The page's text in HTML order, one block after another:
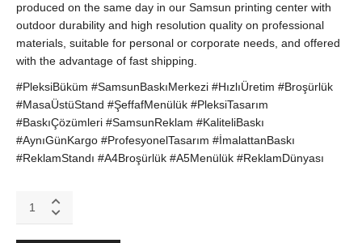
produced on the same day in our Samsun printing center with
outdoor durability and high resolution quality on professional
materials, suitable for personal or corporate needs, and offered
with the advantage of fast shipping.
#PleksiBüküm #SamsunBaskıMerkezi #HızlıÜretim #Broşürlük
#MasaÜstüStand #ŞeffafMenülük #PleksiTasarım
#BaskıÇözümleri #SamsunReklam #KaliteliBaskı
#AynıGünKargo #ProfesyonelTasarım #İmalattanBaskı
#ReklamStandı #A4Broşürlük #A5Menülük #ReklamDünyası
Pleksi